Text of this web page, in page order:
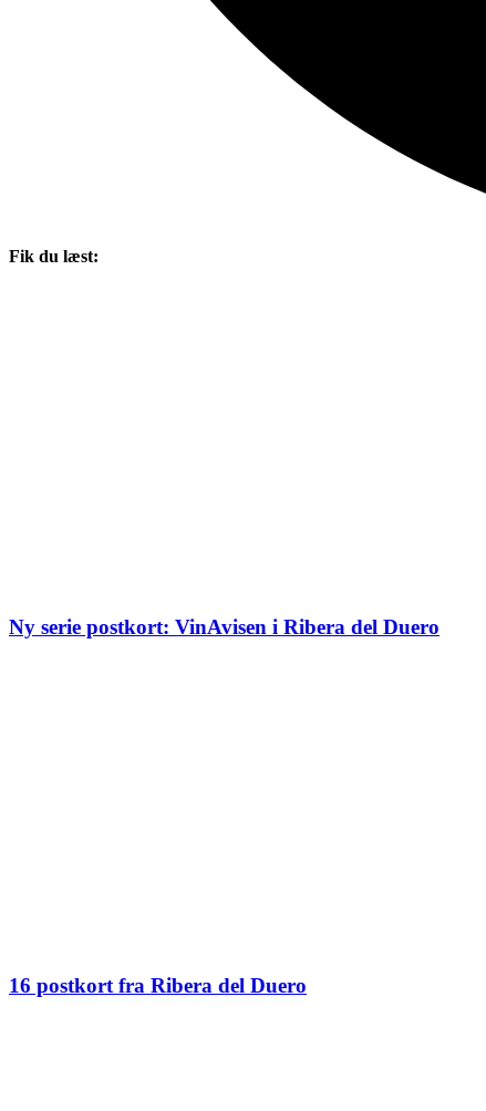
Fik du læst:
Ny serie postkort: VinAvisen i Ribera del Duero
16 postkort fra Ribera del Duero